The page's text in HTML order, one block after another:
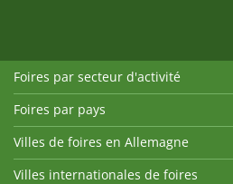
Foires par secteur d'activité
Foires par pays
Villes de foires en Allemagne
Villes internationales de foires